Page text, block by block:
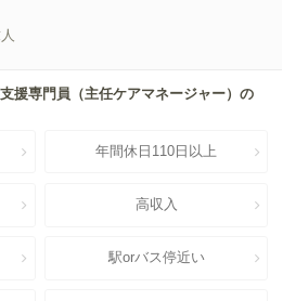
援専門員（主任ケアマネージャー）の
年間休日110日以上
高収入
駅orバス停近い